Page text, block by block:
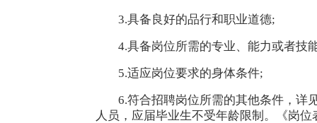
3.具备良好的品行和职业道德;
4.具备岗位所需的专业、能力或者技
5.适应岗位要求的身体条件;
6.符合招聘岗位所需的其他条件，详
人员，应届毕业生不受年龄限制。《岗